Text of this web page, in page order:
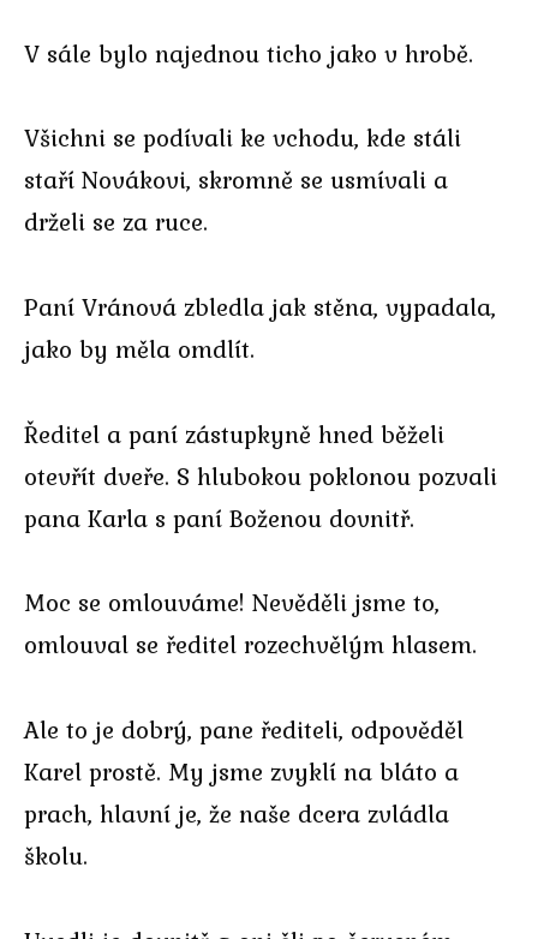
V sále bylo najednou ticho jako v hrobě.
Všichni se podívali ke vchodu, kde stáli
staří Novákovi, skromně se usmívali a
drželi se za ruce.
Paní Vránová zbledla jak stěna, vypadala,
jako by měla omdlít.
Ředitel a paní zástupkyně hned běželi
otevřít dveře. S hlubokou poklonou pozvali
pana Karla s paní Boženou dovnitř.
Moc se omlouváme! Nevěděli jsme to,
omlouval se ředitel rozechvělým hlasem.
Ale to je dobrý, pane řediteli, odpověděl
Karel prostě. My jsme zvyklí na bláto a
prach, hlavní je, že naše dcera zvládla
školu.